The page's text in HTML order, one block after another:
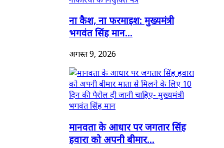
ना कैश, ना फरमाइश: मुख्यमंत्री
भगवंत सिंह मान...
अगस्त 9, 2026
मानवता के आधार पर जगतार सिंह
हवारा को अपनी बीमार...